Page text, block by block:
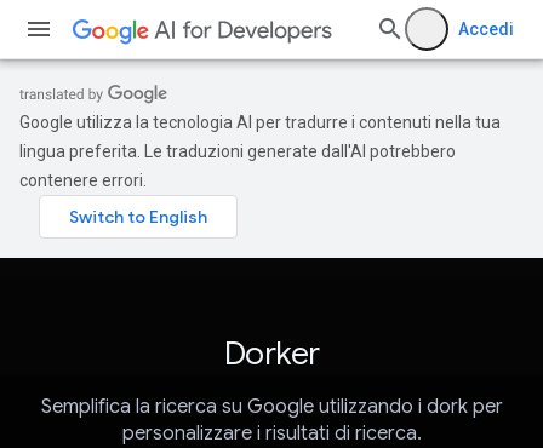
Accedi
Google utilizza la tecnologia AI per tradurre i contenuti nella tua
lingua preferita. Le traduzioni generate dall'AI potrebbero
contenere errori.
Dorker
Semplifica la ricerca su Google utilizzando i dork per
personalizzare i risultati di ricerca.